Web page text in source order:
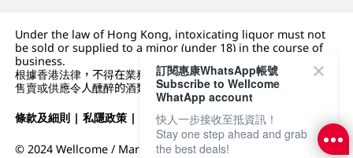
Under the law of Hong Kong, intoxicating liquor must not
be sold or supplied to a minor (under 18) in the course of
business.
根據香港法律，不得在業務過程中，向未成年人 (18 歲以下人士)
售賣或供應令人醺醉的酒類。
條款及細則 |私隱政策 | DFI零售集團
© 2024 Wellcome / Market Place. The Dairy Farm Company
訂閱惠康WhatsApp帳號
Subscribe to Wellcome
WhatApp account
快人一步接收至抵資訊！
Stay one step ahead and grab
the best deals!